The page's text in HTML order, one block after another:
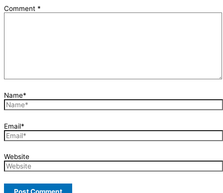
Comment *
Name*
Email*
Website